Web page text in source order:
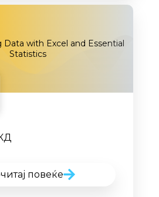
Data with Excel and Essential
Statistics
повеќе